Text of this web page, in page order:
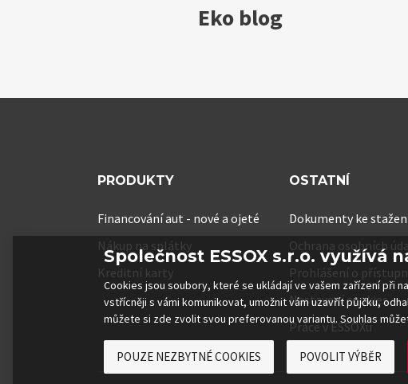
Eko blog
PRODUKTY
Financování aut - nové a ojeté
Nákup na splátky
Kreditní karty
OSTATNÍ
Dokumenty ke
Ochrana osobních
Prohlášení o
Nastavení cookies
Práce v ESSOXu
Společnost ESSOX s.r.o.
Cookies jsou soubory, které se ukládají ve vašem zařízení při
vstřícněji s vámi komunikovat, umožnit vám uzavřít půjčku,
můžete si zde zvolit svou preferovanou variantu. Souhlas
POUZE NEZBYTNÉ COOKIES POVOLIT VÝBĚR